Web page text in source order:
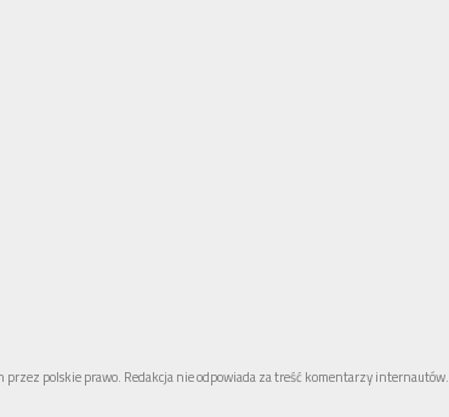
polskie prawo. Redakcja nie odpowiada za treść komentarzy internautów.